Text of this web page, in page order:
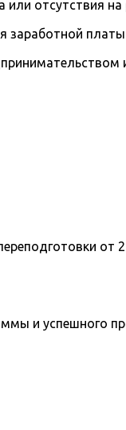
или отсутствия
заработной платы
от
и успешного